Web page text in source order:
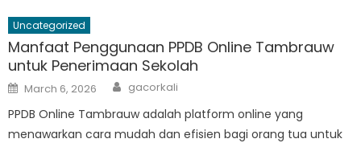
Uncategorized
Manfaat Penggunaan PPDB Online Tambrauw
untuk Penerimaan Sekolah
Posted
on
March 6, 2026 Author
gacorkali
PPDB Online Tambrauw adalah platform online yang
menawarkan cara mudah dan efisien bagi orang tua untuk